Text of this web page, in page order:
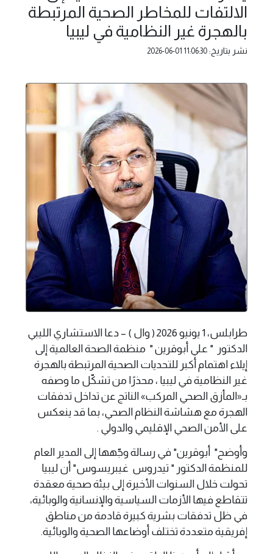
الالتفات للمخاطر الصحية المرتبطة
بالهجرة غير النظامية في ليبيا
نشر بتاريخ: 2026-06-01 11:06:30
طرابلس، 1 يونيو 2026 ( وال ) – دعا الاستشاري الليبي
الدكتور " علي أبوقرين " منظمة الصحة العالمية إلى
إيلاء اهتمام أكبر للتحديات الصحية المرتبطة بالهجرة
غير النظامية في ليبيا ، محذرًا من تشكّل ما وصفه
بـ«المأزق الصحي المركب» الناتج عن تداخل تدفقات
الهجرة مع هشاشة النظام الصحي، بما قد ينعكس
على الأمن الصحي الإقليمي والدولي .
وأوضح" أبوقرين" في رسالة وجّهها إلى المدير العام
للمنظمة الدكتور " تيدروس غيبريسوس" أن ليبيا
تحولت خلال السنوات الأخيرة إلى بيئة صحية معقدة
تتقاطع فيها الأزمات السياسية والإنسانية والوبائية،
في ظل تدفقات بشرية كبيرة قادمة من مناطق
إفريقية متعددة تختلف أوضاعها الصحية والوبائية.